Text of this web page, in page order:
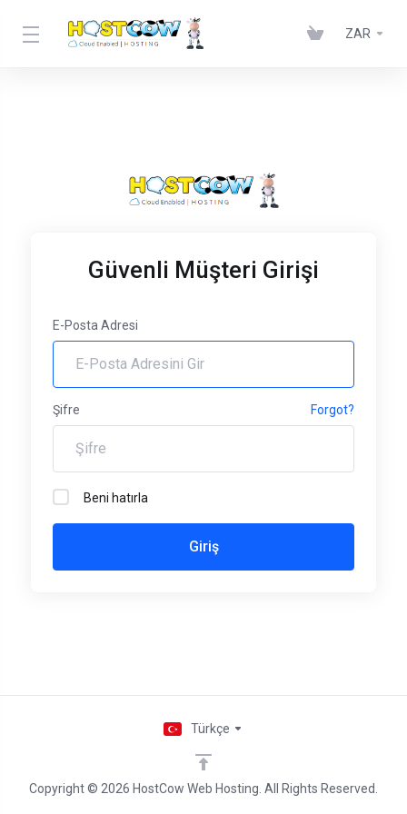
ZAR
Güvenli Müşteri Girişi
E-Posta Adresi
Şifre Forgot?
Beni hatırla
Copyright © 2026 HostCow Web Hosting. All Rights Reserved.
Türkçe